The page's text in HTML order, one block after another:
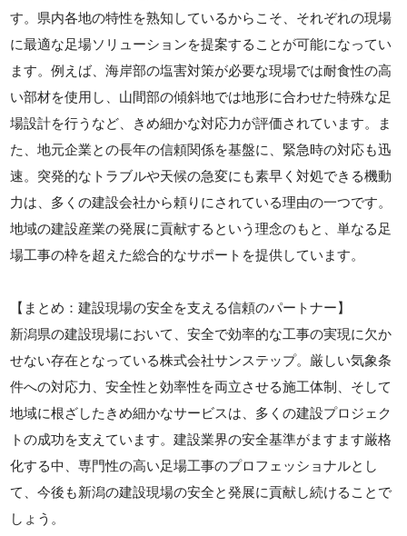
す。県内各地の特性を熟知しているからこそ、それぞれの現場
に最適な足場ソリューションを提案することが可能になってい
ます。例えば、海岸部の塩害対策が必要な現場では耐食性の高
い部材を使用し、山間部の傾斜地では地形に合わせた特殊な足
場設計を行うなど、きめ細かな対応力が評価されています。ま
た、地元企業との長年の信頼関係を基盤に、緊急時の対応も迅
速。突発的なトラブルや天候の急変にも素早く対処できる機動
力は、多くの建設会社から頼りにされている理由の一つです。
地域の建設産業の発展に貢献するという理念のもと、単なる足
場工事の枠を超えた総合的なサポートを提供しています。
【まとめ：建設現場の安全を支える信頼のパートナー】
新潟県の建設現場において、安全で効率的な工事の実現に欠か
せない存在となっている株式会社サンステップ。厳しい気象条
件への対応力、安全性と効率性を両立させる施工体制、そして
地域に根ざしたきめ細かなサービスは、多くの建設プロジェク
トの成功を支えています。建設業界の安全基準がますます厳格
化する中、専門性の高い足場工事のプロフェッショナルとし
て、今後も新潟の建設現場の安全と発展に貢献し続けることで
しょう。